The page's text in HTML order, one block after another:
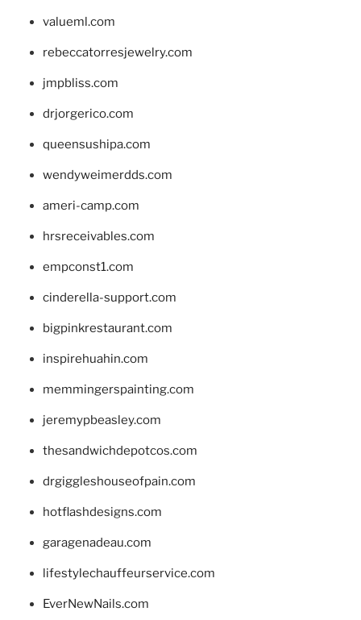
valueml.com
rebeccatorresjewelry.com
jmpbliss.com
drjorgerico.com
queensushipa.com
wendyweimerdds.com
ameri-camp.com
hrsreceivables.com
empconst1.com
cinderella-support.com
bigpinkrestaurant.com
inspirehuahin.com
memmingerspainting.com
jeremypbeasley.com
thesandwichdepotcos.com
drgiggleshouseofpain.com
hotflashdesigns.com
garagenadeau.com
lifestylechauffeurservice.com
EverNewNails.com